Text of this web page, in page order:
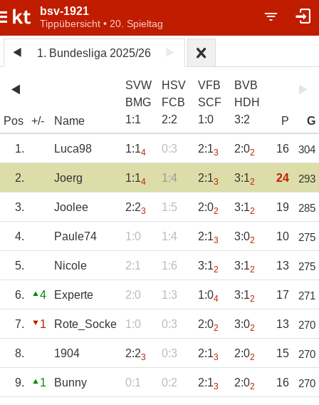
bsv-1921
Tippübersicht • 20. Spieltag
1. Bundesliga 2025/26
Pos +/- Name
SVW
BMG
1:1
HSV
FCB
2:2
VFB
SCF
1:0
BVB
HDH
3:2 P G
1. Luca98 1:14 0:3 2:13 2:02 16 304
2. Joerg 1:14 1:4 2:13 3:12 24 293
3. Joolee 2:23 1:5 2:02 3:12 19 285
4. Paule74 1:0 1:4 2:13 3:02 10 275
5. Nicole 2:1 1:6 3:12 3:12 13 275
6. 4 Experte 2:0 1:3 1:04 3:12 17 271
7. 1 Rote_Socke 1:0 0:3 2:02 3:02 13 270
8. 1904 2:23 0:3 2:13 2:02 15 270
9. 1 Bunny 0:1 0:2 2:13 2:02 16 270